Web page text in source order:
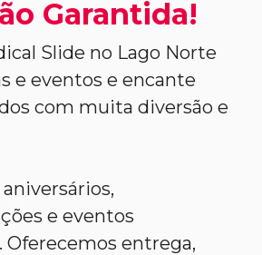
Garantida!
Slide no Lago Norte
e eventos e encante
com muita diversão e
e eventos
Oferecemos entrega,